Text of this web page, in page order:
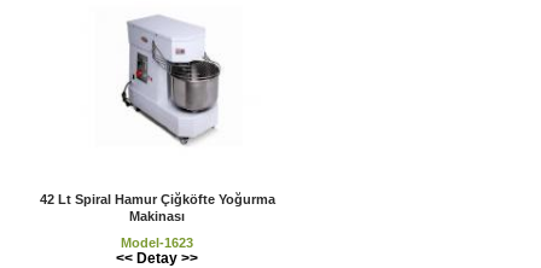
42 Lt Spiral Hamur Çiğköfte Yoğurma
Makinası
Model-1623
<< Detay >>